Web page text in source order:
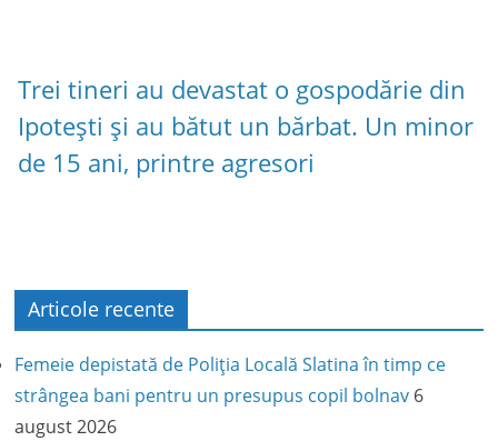
Trei tineri au devastat o gospodărie din
Ipotești și au bătut un bărbat. Un minor
de 15 ani, printre agresori
Articole recente
Femeie depistată de Poliția Locală Slatina în timp ce
strângea bani pentru un presupus copil bolnav 6
august 2026